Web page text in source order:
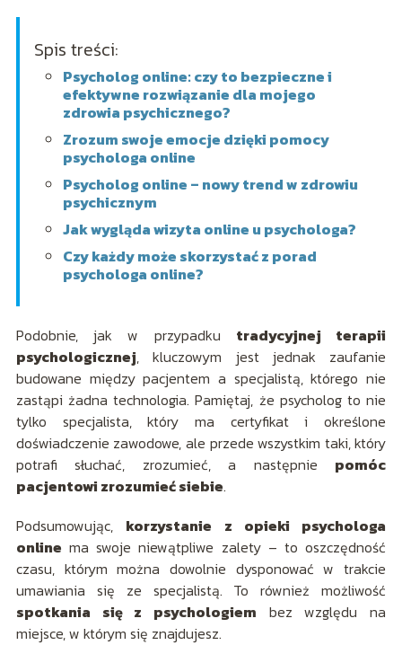
Spis treści:
Psycholog online: czy to bezpieczne i
efektywne rozwiązanie dla mojego
zdrowia psychicznego?
Zrozum swoje emocje dzięki pomocy
psychologa online
Psycholog online – nowy trend w zdrowiu
psychicznym
Jak wygląda wizyta online u psychologa?
Czy każdy może skorzystać z porad
psychologa online?
Podobnie, jak w przypadku tradycyjnej terapii
psychologicznej, kluczowym jest jednak zaufanie
budowane między pacjentem a specjalistą, którego nie
zastąpi żadna technologia. Pamiętaj, że psycholog to nie
tylko specjalista, który ma certyfikat i określone
doświadczenie zawodowe, ale przede wszystkim taki, który
potrafi słuchać, zrozumieć, a następnie pomóc
pacjentowi zrozumieć siebie.
Podsumowując, korzystanie z opieki psychologa
online ma swoje niewątpliwe zalety – to oszczędność
czasu, którym można dowolnie dysponować w trakcie
umawiania się ze specjalistą. To również możliwość
spotkania się z psychologiem bez względu na
miejsce, w którym się znajdujesz.